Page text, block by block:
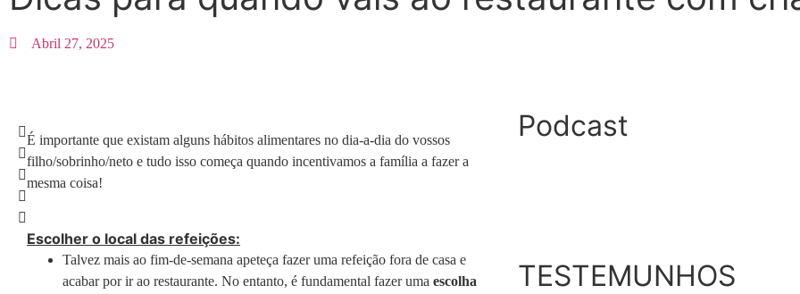
Abril 27, 2025
É importante que existam alguns hábitos alimentares no dia-a-dia do vossos
filho/sobrinho/neto e tudo isso começa quando incentivamos a família a fazer a
mesma coisa!
Escolher o local das refeições:
Talvez mais ao fim-de-semana apeteça fazer uma refeição fora de casa e
acabar por ir ao restaurante. No entanto, é fundamental fazer uma escolha
Podcast
TESTEMUNHOS